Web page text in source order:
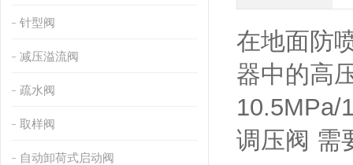
针型阀
减压溢流阀
疏水阀
取样阀
自动卸荷式启动阀
在地面防
器中的高
10.5MPa/
调压阀 需